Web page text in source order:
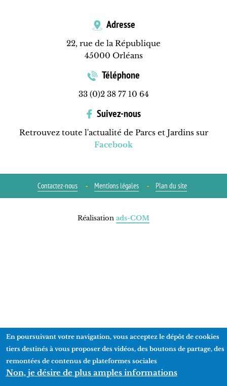
Adresse
22, rue de la République
45000 Orléans
Téléphone
33 (0)2 38 77 10 64
Suivez-nous
Retrouvez toute l'actualité de Parcs et Jardins sur
Facebook
Contactez-nous Mentions légales Plan du site
Réalisation ads-COM
En poursuivant votre navigation, vous acceptez le dépôt de cookies
tiers destinés à vous proposer des vidéos, des boutons de partage, des
remontées de contenus de plateformes sociales
Non, je désire de plus amples informations